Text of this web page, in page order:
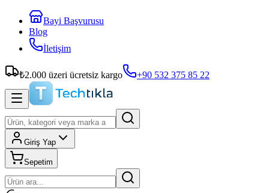
Bayi Başvurusu
Blog
İletişim
₺2.000 üzeri ücretsiz kargo +90 532 375 85 22
Giriş Yap
Sepetim